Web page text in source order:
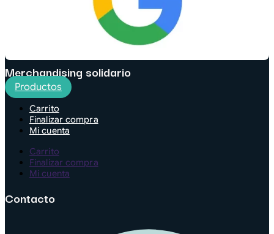
Merchandising solidario
Productos
Carrito
Finalizar compra
Mi cuenta
Carrito
Finalizar compra
Mi cuenta
Contacto